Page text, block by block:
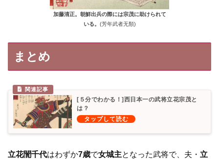
加藤清正。朝鮮出兵の際には宗茂に助けられて
いる。 (芳年武者无類)
まとめ
[５分でわかる！]西日本一の武将立花宗茂と
は？
立花誾千代はわずか7歳で女城主となった武将で、夫・ 立